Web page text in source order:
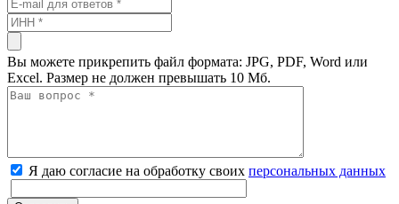
Вы можете прикрепить файл формата: JPG, PDF, Word или
Excel. Размер не должен превышать 10 Мб.
Я даю согласие на обработку своих персональных данных